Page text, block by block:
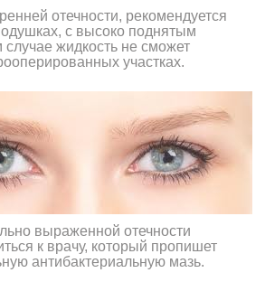
отечности, рекомендуется
с высоко поднятым
случае жидкость не сможет
участках.
выраженной отечности
к врачу, который пропишет
антибактериальную мазь.